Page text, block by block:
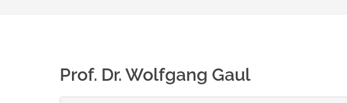
Prof. Dr. Wolfgang Gaul